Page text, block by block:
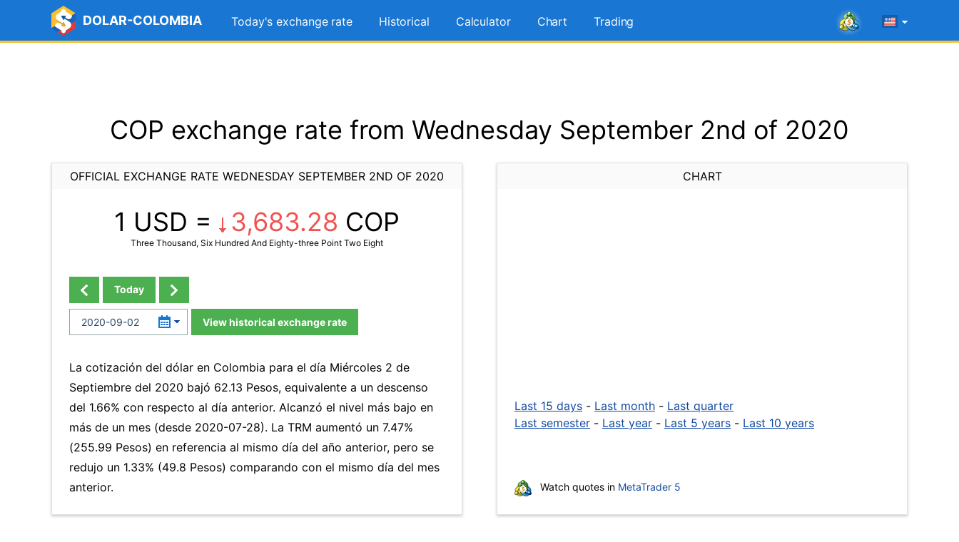
DOLAR-COLOMBIA Today's exchange rate Historical Calculator Chart Trading
COP exchange rate from Wednesday September 2nd of 2020
OFFICIAL EXCHANGE RATE WEDNESDAY SEPTEMBER 2ND OF 2020
1 USD = 3,683.28 COP
Three Thousand, Six Hundred And Eighty-three Point Two Eight
Today
View historical exchange rate
La cotización del dólar en Colombia para el día Miércoles 2 de
Septiembre del 2020 bajó 62.13 Pesos, equivalente a un descenso
del 1.66% con respecto al día anterior. Alcanzó el nivel más bajo en
más de un mes (desde 2020-07-28). La TRM aumentó un 7.47%
(255.99 Pesos) en referencia al mismo día del año anterior, pero se
redujo un 1.33% (49.8 Pesos) comparando con el mismo día del mes
anterior.
CHART
Last 15 days - Last month - Last quarter
Last semester - Last year - Last 5 years - Last 10 years
Watch quotes in MetaTrader 5